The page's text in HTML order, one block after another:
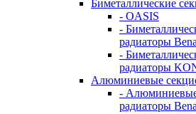
Биметаллические
- OASIS
-
радиаторы
-
радиаторы
Алюминиевые
-
радиаторы